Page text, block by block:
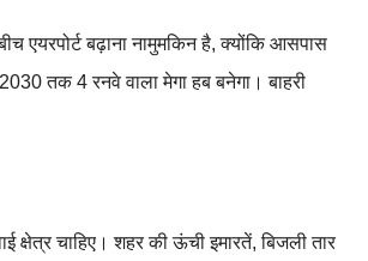
एयरपोर्ट बढ़ाना नामुमकिन है, क्योंकि आसपास
तक 4 रनवे वाला मेगा हब बनेगा। बाहरी
क्षेत्र चाहिए। शहर की ऊंची इमारतें, बिजली तार